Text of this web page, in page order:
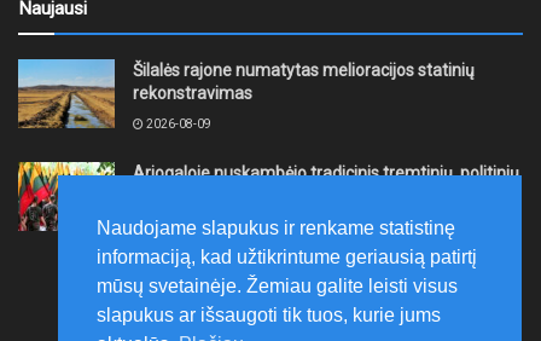
Naujausi
Šilalės rajone numatytas melioracijos statinių
rekonstravimas
2026-08-09
Ariogaloje nuskambėjo tradicinis tremtinių, politinių
širdy“
2026-08-08
Naudojame slapukus ir renkame statistinę
informaciją, kad užtikrintume geriausią patirtį
mūsų svetainėje. Žemiau galite leisti visus
slapukus ar išsaugoti tik tuos, kurie jums